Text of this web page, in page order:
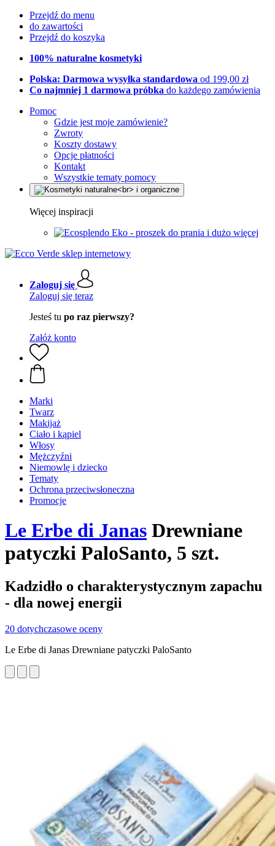
Przejdź do menu
do zawartości
Przejdź do koszyka
100% naturalne kosmetyki
Polska: Darmowa wysyłka standardowa od 199,00 zł
Co najmniej 1 darmowa próbka do każdego zamówienia
Pomoc
Gdzie jest moje zamówienie?
Zwroty
Koszty dostawy
Opcje płatności
Kontakt
Wszystkie tematy pomocy
Więcej inspiracji
Eko - proszek do prania i dużo więcej
Zaloguj się
Zaloguj się teraz
Jesteś tu po raz pierwszy?
Załóż konto
Marki
Twarz
Makijaż
Ciało i kąpiel
Włosy
Mężczyźni
Niemowlę i dziecko
Tematy
Ochrona przeciwsłoneczna
Promocje
Le Erbe di Janas Drewniane
patyczki PaloSanto, 5 szt.
Kadzidło o charakterystycznym zapachu
- dla nowej energii
20 dotychczasowe oceny
Le Erbe di Janas Drewniane patyczki PaloSanto